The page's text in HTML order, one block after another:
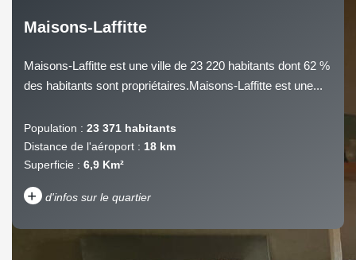
Maisons-Laffitte
Maisons-Laffitte est une ville de 23 220 habitants dont 62 %
des habitants sont propriétaires.Maisons-Laffitte est une...
Population : 23 371 habitants
Distance de l'aéroport : 18 km
Superficie : 6,9 Km²
+ d'infos sur le quartier
ENFANTS ET ADOLESCENTS